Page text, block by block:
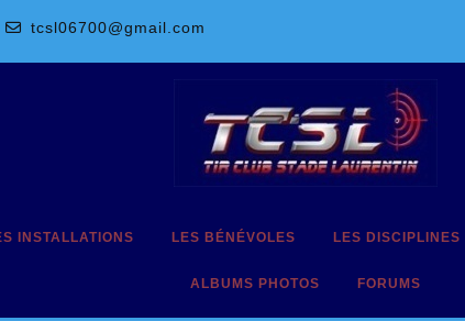
tcsl06700@gmail.com
INSTALLATIONS LES BÉNÉVOLES LES DISCIPLINES
ALBUMS PHOTOS FORUMS